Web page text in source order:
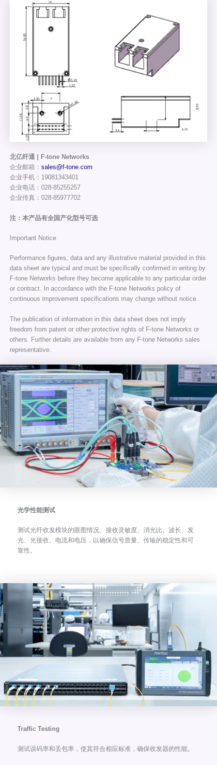
北亿纤通 | F-tone Networks
企业邮箱： sales@f-tone.com
企业手机：19081343401
企业电话：028-85255257
企业传真：028-85977702
注：本产品有全国产化型号可选
Important Notice
Performance figures, data and any illustrative material provided in this
data sheet are typical and must be specifically confirmed in writing by
F-tone Networks before they become applicable to any particular order
or contract. In accordance with the F-tone Networks policy of
continuous improvement specifications may change without notice.
The publication of information in this data sheet does not imply
freedom from patent or other protective rights of F-tone Networks or
others. Further details are available from any F-tone Networks sales
representative.
光学性能测试
测试光纤收发模块的眼图情况、接收灵敏度、消光比、波长、发
光、光接收、电流和电压，以确保信号质量、传输的稳定性和可
靠性。
Traffic Testing
测试误码率和丢包率，使其符合相应标准，确保收发器的性能。